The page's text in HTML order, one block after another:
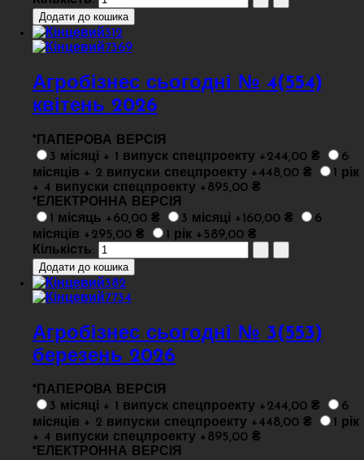
Агробізнес сьогодні № 4(554)
квітень 2026
* ПАПЕРОВА ВЕРСІЯ
3 місяці + 1 випуск спецпроекту +244,00 ₴
6
місяців + 2 випуски спецпроекту +448,00 ₴
1 рік
+ 4 випуски спецпроекту +895,00 ₴
* ЕЛЕКТРОННА ВЕРСІЯ
1 місяць +60,00 ₴
3 місяці +160,00 ₴
6
місяців +295,00 ₴
1 рік +589,00 ₴
Кількість:
Агробізнес сьогодні № 3(553)
березень 2026
*ПАПЕРОВА ВЕРСІЯ
3 місяці + 1 випуск спецпроекту +244,00 ₴
6
місяців + 2 випуски спецпроекту +448,00 ₴
1 рік
+ 4 випуски спецпроекту +895,00 ₴
*ЕЛЕКТРОННА ВЕРСІЯ